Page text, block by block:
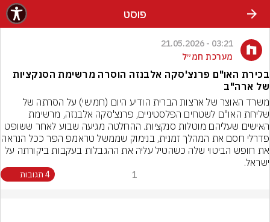
פוסט
03:21 - 21.05.2026
מערכת חמ״ל
בכירת האו"ם פרנצ'סקה אלבנזה הוסרה מרשימת הסנקציות
של ארה"ב
שליחת האו"ם לשטחים הפלסטיניים, פרנצ'סקה אלבנזה, מרשימת
את חופש הביטוי שלה כשהטיל עליה את ההגבלות בעקבות ביקורתה על
ישראל.
1 4 תגובות